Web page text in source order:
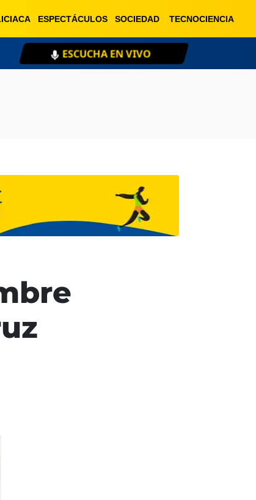
ESPECTÁCULOS SOCIEDAD TECNOCIENCIA
ESCUCHA EN VIVO